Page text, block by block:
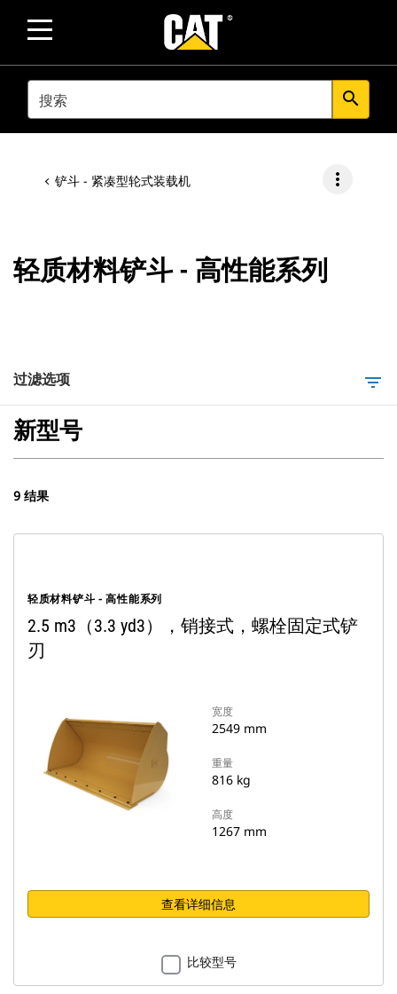
SEARCH search
铲斗 - 紧凑型轮式装载机 more_vert
轻质材料铲斗 - 高性能系列
过滤选项 filter_list
新型号
9 结果
轻质材料铲斗 - 高性能系列
2.5 m3（3.3 yd3），销接式，螺栓固定式铲
刃
宽度
2549 mm
重量
816 kg
高度
1267 mm
查看详细信息
比较型号